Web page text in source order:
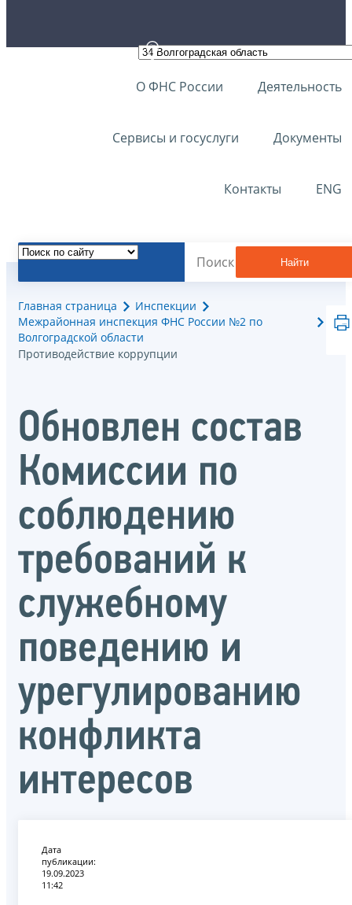
О ФНС России Деятельность
Сервисы и госуслуги Документы
Контакты ENG
Найти
Главная страница
Инспекции
Межрайонная инспекция ФНС России №2 по
Волгоградской области
Противодействие коррупции
Обновлен состав
Комиссии по
соблюдению
требований к
служебному
поведению и
урегулированию
конфликта
интересов
Дата
публикации:
19.09.2023
11:42